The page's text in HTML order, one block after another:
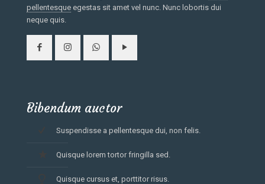
pellentesque egestas sit amet vel nunc. Nunc lobortis dui
neque quis.
Bibendum auctor
Suspendisse a pellentesque dui, non felis.
Quisque lorem tortor fringilla sed.
Quisque cursus et, porttitor risus.